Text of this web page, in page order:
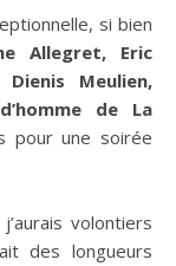
si bien
Allegret, Eric
Meulien,
de La
pour une soirée
volontiers
des longueurs